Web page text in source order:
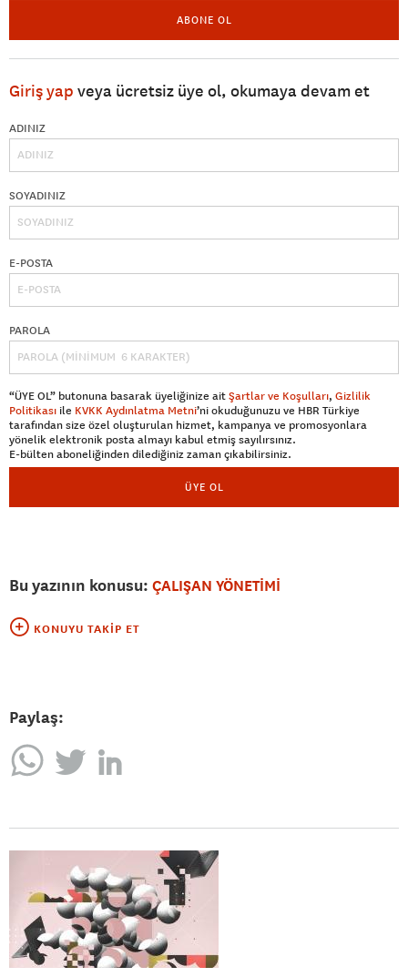
ABONE OL
Giriş yap veya ücretsiz üye ol, okumaya devam et
ADINIZ
SOYADINIZ
E-POSTA
PAROLA
“ÜYE OL” butonuna basarak üyeliğinize aitŞartlar ve Koşulları, Gizlilik
Politikası ile KVKK Aydınlatma Metni’ni okuduğunuzu ve HBR Türkiye
tarafından size özel oluşturulan hizmet, kampanya ve promosyonlara
yönelik elektronik posta almayı kabul etmiş sayılırsınız.
E-bülten aboneliğinden dilediğiniz zaman çıkabilirsiniz.
ÜYE OL
Bu yazının konusu: ÇALIŞAN YÖNETİMİ
KONUYU TAKIP ET
Paylaş: